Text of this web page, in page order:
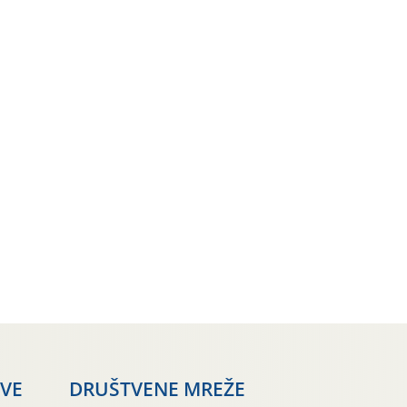
DRUŠTVENE MREŽE